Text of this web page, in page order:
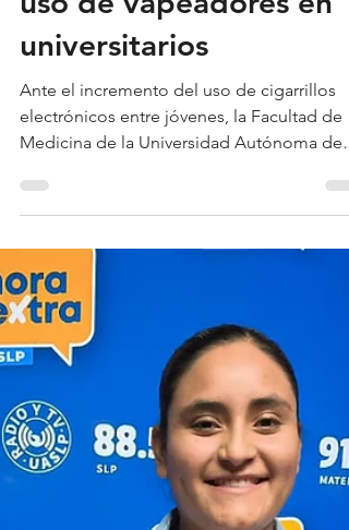
La Rata
Investigación de la
UASLP analiza posibles
efectos cognitivos del
uso de vapeadores en
universitarios
Ante el incremento del uso de cigarrillos
electrónicos entre jóvenes, la Facultad de
Medicina de la Universidad Autónoma de
San Luis Potosí (UASLP), desarrolla una
investigación para conocer si existe
entre el consumo de vapeadores y
alteraciones en algunas funciones
cognitivas. El proyecto es encabezado por